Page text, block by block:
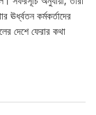
ঊর্ধ্বতন কর্মকর্তাদের
দেশে ফেরার কথা